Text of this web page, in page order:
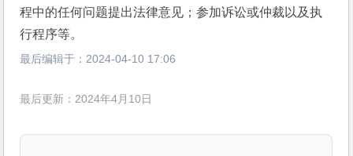
程中的任何问题提出法律意见；参加诉讼或仲裁以及执
行程序等。
最后编辑于： 2024-04-10 17:06
最后更新：2024年4月10日